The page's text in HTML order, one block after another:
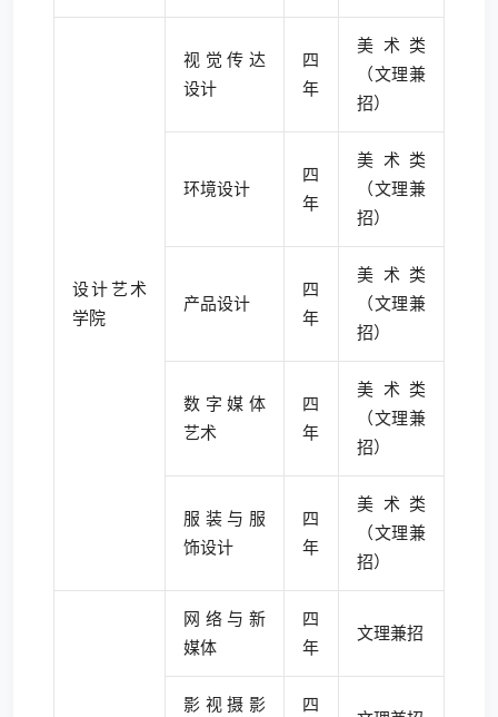
设计艺术
学院
视觉传达
设计
四
年
美术类
（文理兼
招）
环境设计
四
年
美术类
（文理兼
招）
产品设计
四
年
美术类
（文理兼
招）
数字媒体
艺术
四
年
美术类
（文理兼
招）
服装与服
饰设计
四
年
美术类
（文理兼
招）
网络与新
媒体
四
年
文理兼招
影视摄影 四